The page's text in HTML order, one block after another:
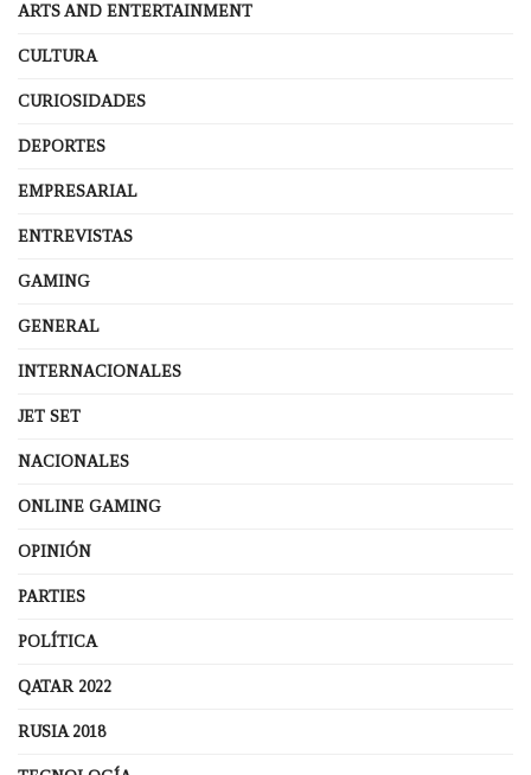
ARTS AND ENTERTAINMENT
CULTURA
CURIOSIDADES
DEPORTES
EMPRESARIAL
ENTREVISTAS
GAMING
GENERAL
INTERNACIONALES
JET SET
NACIONALES
ONLINE GAMING
OPINIÓN
PARTIES
POLÍTICA
QATAR 2022
RUSIA 2018